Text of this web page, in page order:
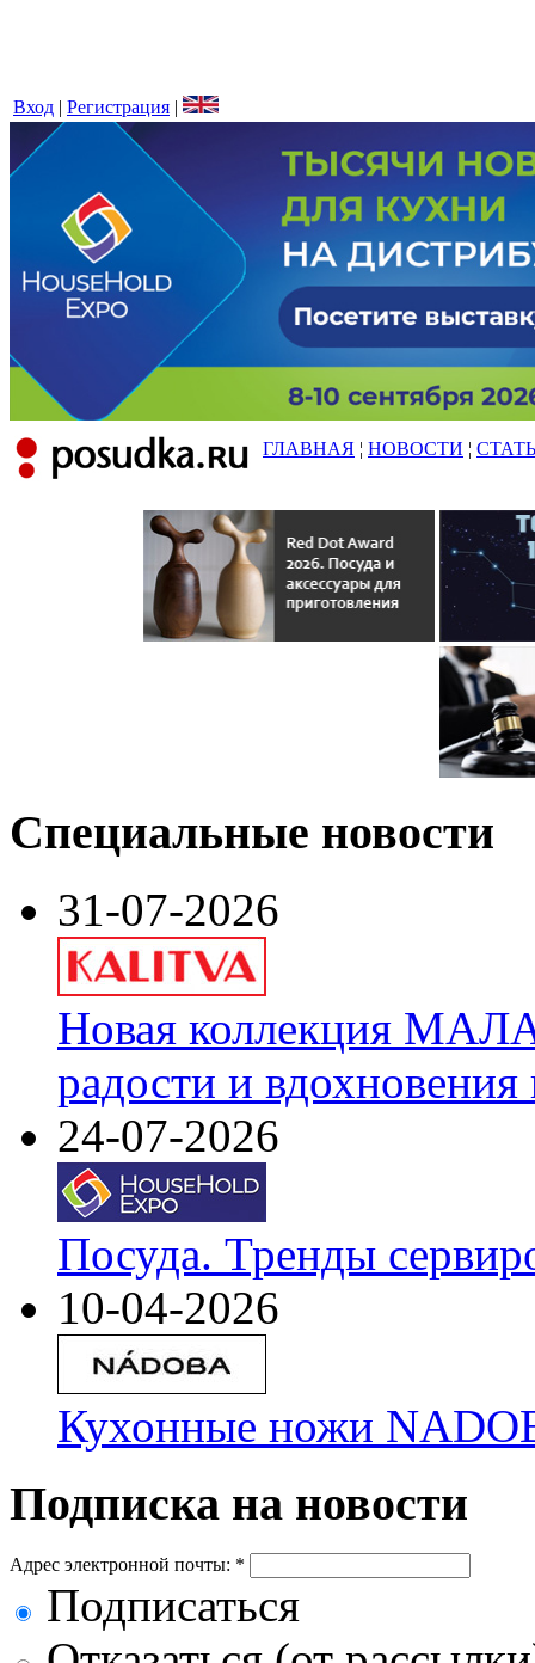
Вход | Регистрация |
ГЛАВНАЯ ¦ НОВОСТИ ¦
Специальные новости
31-07-2026
Новая коллекция
радости и
24-07-2026
Посуда. Тренды
10-04-2026
Кухонные ножи
Подписка на новости
Адрес электронной почты: *
Подписаться